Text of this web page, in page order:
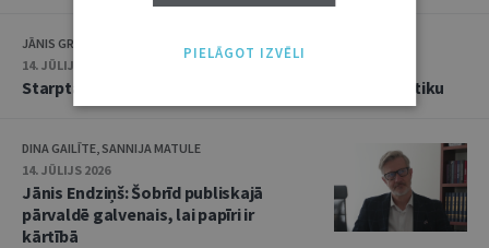
JĀNIS GRASIS
14. JŪLIJS 2026
Starptautiskās tiesības: mazās valstis pret reālpolitiku
DINA GAILĪTE, SANNIJA MATULE
14. JŪLIJS 2026
Jānis Endziņš: Šobrīd publiskajā
pārvaldē galvenais, lai papīri ir
kārtībā
PIELĀGOT IZVĒLI